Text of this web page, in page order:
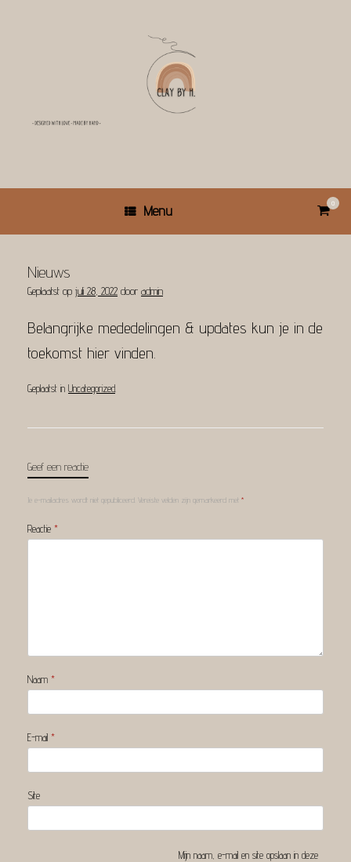
Menu
Bekijk
0
Nieuws
Geplaatst op juli 28, 2022 door admin
Belangrijke mededelingen & updates kun je in de
toekomst hier vinden.
Geplaatst in Uncategorized
Geef een reactie
Je e-mailadres wordt niet gepubliceerd. Vereiste velden zijn gemarkeerd met *
Reactie *
Naam *
E-mail *
Site
Mijn naam, e-mail en site opslaan in deze